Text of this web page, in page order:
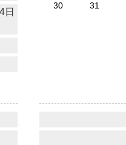
日
30
31